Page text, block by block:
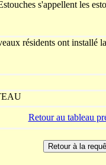
s'appellent les
résidents ont installé
Retour au tableau